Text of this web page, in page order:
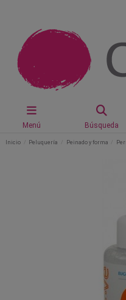
Menú Búsqueda
Inicio Peluquería Peinado y forma